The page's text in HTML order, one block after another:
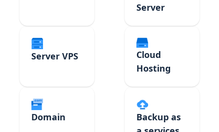
Server
Server VPS
Cloud
Hosting
Domain
Backup as